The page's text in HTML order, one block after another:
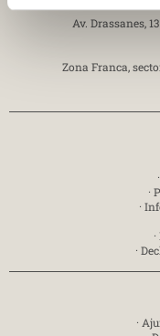
Av. Drassanes,
Zona Franca,
·
·
·
·
·
·